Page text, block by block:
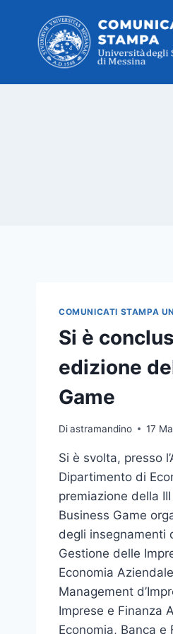
contenuto
COMUNICATI STAMPA
Si è
edizione
Game
Diastramandino 17
Si è svolta, presso
Dipartimento di
premiazione della
Business Game
degli insegnamenti
Gestione delle
Economia
Management
Imprese e Finanza
Economia, Banca e